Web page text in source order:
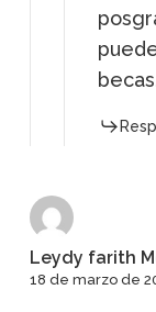
Leydy farith
18 de marzo de